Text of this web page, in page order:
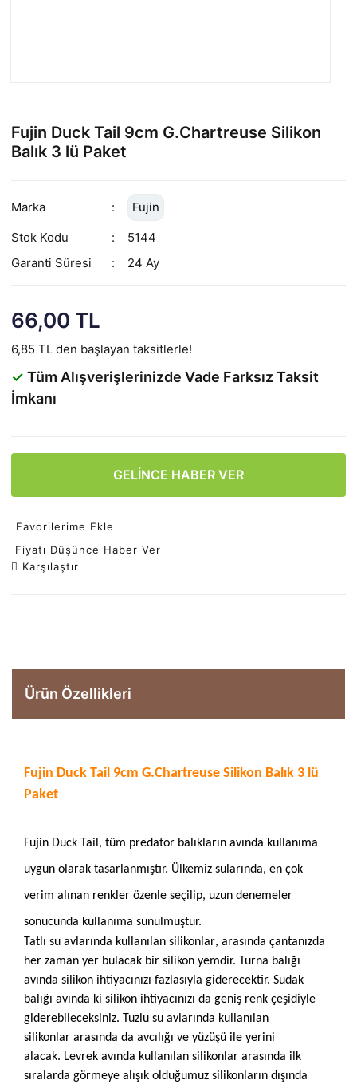
Fujin Duck Tail 9cm G.Chartreuse Silikon
Balık 3 lü Paket
Marka
Fujin
Stok Kodu
5144
Garanti Süresi
24 Ay
66,00 TL
6,85 TL den başlayan taksitlerle!
✓ Tüm Alışverişlerinizde Vade Farksız Taksit
İmkanı
GELİNCE HABER VER
Favorilerime Ekle
Fiyatı Düşünce Haber Ver
Karşılaştır
Ürün Özellikleri
Fujin Duck Tail 9cm G.Chartreuse Silikon Balık 3 lü
Paket
Fujin Duck Tail , tüm predator balıkların avında kullanıma
uygun olarak tasarlanmıştır. Ülkemiz sularında, en çok
verim alınan renkler özenle seçilip, uzun denemeler
sonucunda kullanıma sunulmuştur.
Tatlı su avlarında kullanılan silikonlar, arasında çantanızda
her zaman yer bulacak bir silikon yemdir. Turna balığı
avında silikon ihtiyacınızı fazlasıyla giderecektir. Sudak
balığı avında ki silikon ihtiyacınızı da geniş renk çeşidiyle
giderebileceksiniz. Tuzlu su avlarında kullanılan
silikonlar arasında da avcılığı ve yüzüşü ile yerini
alacak. Levrek avında kullanılan silikonlar arasında ilk
sıralarda görmeye alışık olduğumuz silikonların dışında